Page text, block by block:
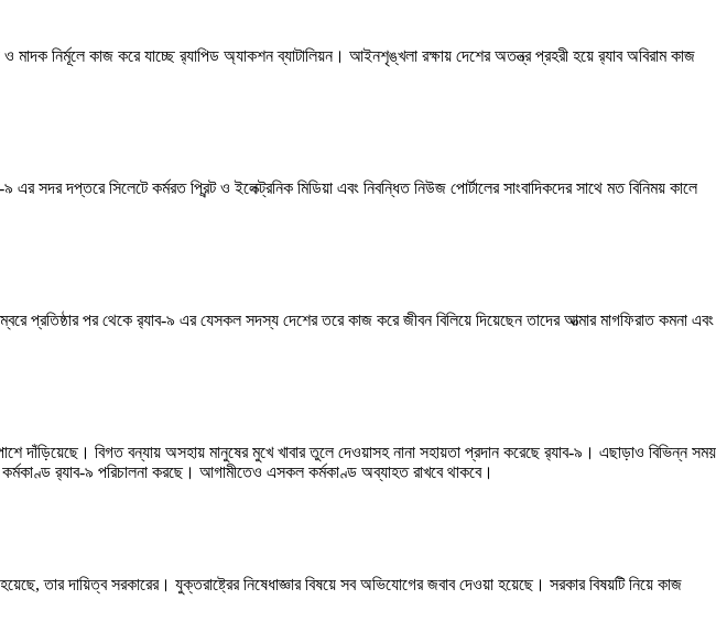
ও মাদক নির্মূলে কাজ করে যাচ্ছে র‍্যাপিড অ্যাকশন ব্যাটালিয়ন। আইনশৃঙ্খলা রক্ষায় দেশের অতন্ত্র প্রহরী হয়ে র‍্যাব অবিরাম কাজ
সদর দপ্তরে সিলেটে কর্মরত প্রিন্ট ও ইলেক্ট্রনিক মিডিয়া এবং নিবন্ধিত নিউজ পোর্টালের সাংবাদিকদের সাথে মত বিনিময় কালে
পর থেকে র‍্যাব-৯ এর যেসকল সদস্য দেশের তরে কাজ করে জীবন বিলিয়ে দিয়েছেন তাদের আত্মার মাগফিরাত কমনা এবং
দাঁড়িয়েছে। বিগত বন্যায় অসহায় মানুষের মুখে খাবার তুলে দেওয়াসহ নানা সহায়তা প্রদান করেছে র‍্যাব-৯। এছাড়াও বিভিন্ন সময়
কর্মকাণ্ড র‍্যাব-৯ পরিচালনা করছে। আগামীতেও এসকল কর্মকাণ্ড অব্যাহত রাখবে থাকবে।
তার দায়িত্ব সরকারের। যুক্তরাষ্ট্রের নিষেধাজ্ঞার বিষয়ে সব অভিযোগের জবাব দেওয়া হয়েছে। সরকার বিষয়টি নিয়ে কাজ